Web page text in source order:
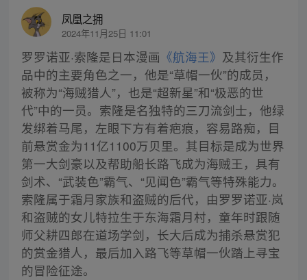
凤凰之拥
2024年11月25日 11:01
罗罗诺亚·索隆是日本漫画 《航海王》 及其衍生作
品中的主要角色之一，他是“草帽一伙”的成员，
被称为“海贼猎人”，也是“超新星”和“极恶的世
代”中的一员。索隆是名独特的三刀流剑士，他绿
发绑着马尾，左眼下方有着疤痕，容易路痴，目
前悬赏金为11亿1100万贝里。其目标是成为世界
第一大剑豪以及帮助船长路飞成为海贼王，具有
剑术、“武装色”霸气、“见闻色”霸气等特殊能力。
索隆属于霜月家族和盗贼的后代，由罗罗诺亚·岚
和盗贼的女儿特拉生于东海霜月村，童年时跟随
师父耕四郎在道场学剑，长大后成为捕杀悬赏犯
的赏金猎人，最后加入路飞等草帽一伙踏上寻宝
的冒险征途。